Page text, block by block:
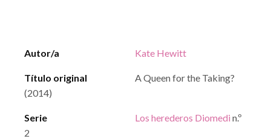
Autor/a Kate Hewitt
Título original
A Queen for the Taking?
(2014)
Serie Los herederos Diomedi n.º
2